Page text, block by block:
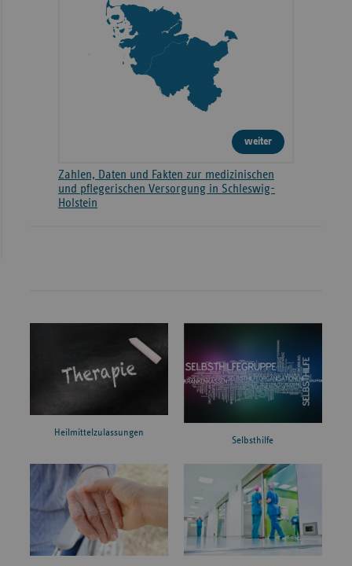
weiter
Zahlen, Daten und Fakten zur medizinischen
und pflegerischen Versorgung in Schleswig-
Holstein
Heilmittelzulassungen
Selbsthilfe